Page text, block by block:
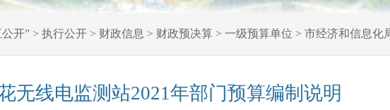
开”> 执行公开> 财政信息 > 财政预决算> 一级预算单位 > 市经济和信息化
无线电监测站2021年部门预算编制说明